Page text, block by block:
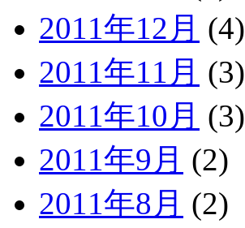
2011年12月 (4)
2011年11月 (3)
2011年10月 (3)
2011年9月 (2)
2011年8月 (2)